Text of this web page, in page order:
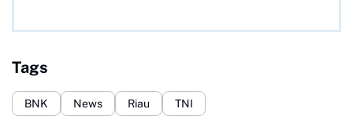
Tags
BNK News Riau TNI